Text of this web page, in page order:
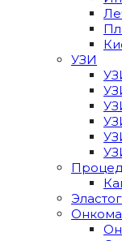
УЗИ